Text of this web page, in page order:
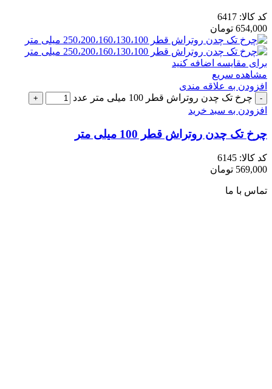
کد کالا: 6417
654,000 تومان
برای مقایسه اضافه کنید
مشاهده سریع
افزودن به علاقه مندی
چرخ تک چدن روتراش قطر 100 میلی متر عدد
افزودن به سبد خرید
چرخ تک چدن روتراش قطر 100 میلی متر
کد کالا: 6145
569,000 تومان
تماس با ما